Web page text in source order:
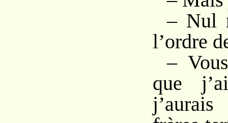
– Nul
l’ordre
–
que